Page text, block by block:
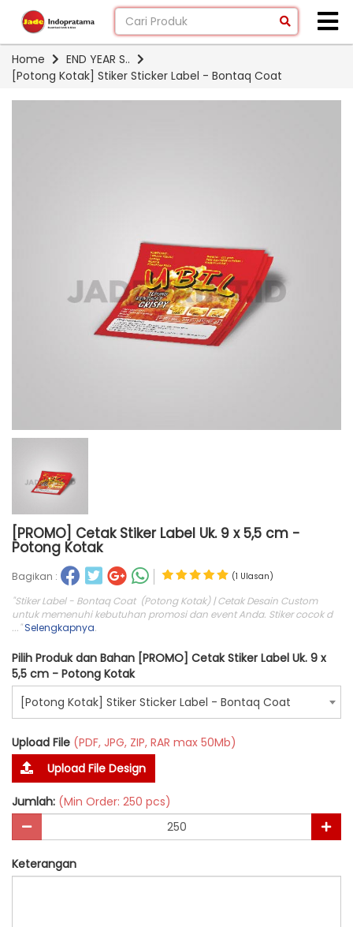
Home
END YEAR S..
[Potong Kotak] Stiker Sticker Label - Bontaq Coat
[PROMO] Cetak Stiker Label Uk. 9 x 5,5 cm -
Potong Kotak
Bagikan : (1 Ulasan)
"Stiker Label - Bontaq Coat (Potong Kotak) | Cetak Desain Custom
untuk memenuhi kebutuhan promosi dan event Anda. Stiker cocok d
..."Selengkapnya.
Pilih Produk dan Bahan [PROMO] Cetak Stiker Label Uk. 9 x
5,5 cm - Potong Kotak
[Potong Kotak] Stiker Sticker Label - Bontaq Coat
Upload File (PDF, JPG, ZIP, RAR max 50Mb)
Upload File Design
Jumlah: (Min Order: 250 pcs)
Keterangan